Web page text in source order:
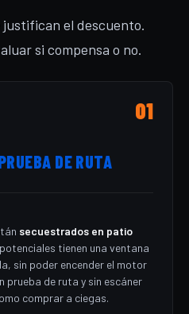
justifican el descuento.
si compensa o no.
DE RUTA
01
secuestrados en patio
tienen una ventana
sin poder encender el motor
prueba de ruta y sin escáner
comprar a ciegas.